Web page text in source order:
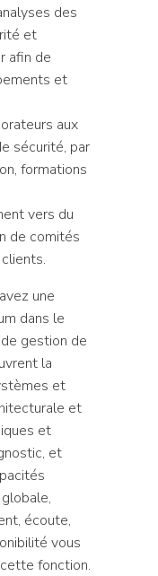
des
et
afin de
et
aux
sécurité, par
formations
vers du
de comités
une
dans le
gestion de
la
et
et
et
et
écoute,
vous
fonction.